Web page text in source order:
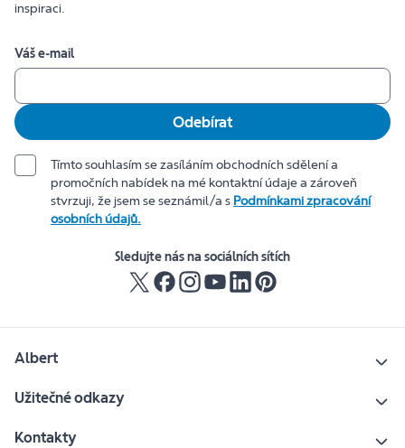
inspiraci.
Váš e-mail
Odebírat
Tímto souhlasím se zasíláním obchodních sdělení a
promočních nabídek na mé kontaktní údaje a zároveň
stvrzuji, že jsem se seznámil/a s Podmínkami zpracování
osobních údajů.
Sledujte nás na sociálních sítích
Albert
Užitečné odkazy
Kontakty